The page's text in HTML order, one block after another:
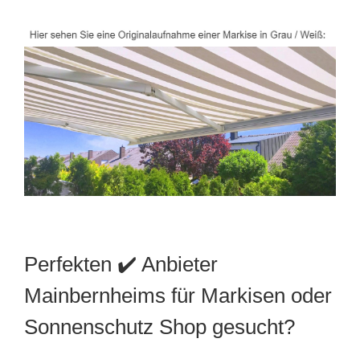
Perfekten ✔️ Anbieter
Mainbernheims für Markisen oder
Sonnenschutz Shop gesucht?